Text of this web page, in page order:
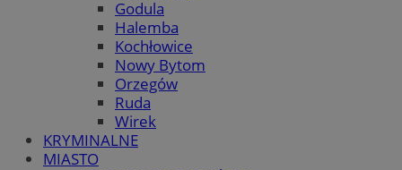
Godula
Halemba
Kochłowice
Nowy Bytom
Orzegów
Ruda
Wirek
KRYMINALNE
MIASTO